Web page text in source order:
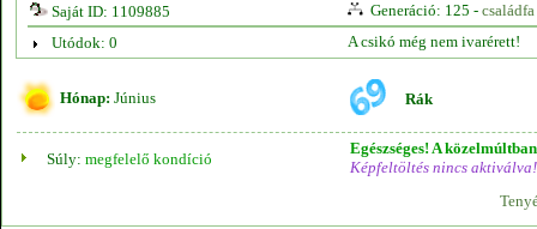
Saját ID: 1109885
Generáció: 125 - családfa
Utódok: 0
A csikó még nem ivarérett!
Hónap: Június Rák
Súly: megfelelő kondíció
Egészséges! A
Képfeltöltés nincs aktiválva!